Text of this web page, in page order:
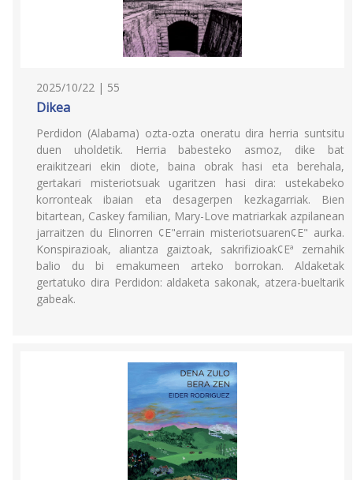
2025/10/22 | 55
Dikea
Perdidon (Alabama) ozta-ozta oneratu dira herria suntsitu
duen uholdetik. Herria babesteko asmoz, dike bat
eraikitzeari ekin diote, baina obrak hasi eta berehala,
gertakari misteriotsuak ugaritzen hasi dira: ustekabeko
korronteak ibaian eta desagerpen kezkagarriak. Bien
bitartean, Caskey familian, Mary-Love matriarkak azpilanean
jarraitzen du Elinorren ¢E"errain misteriotsuaren¢E" aurka.
Konspirazioak, aliantza gaiztoak, sakrifizioak¢Eª zernahik
balio du bi emakumeen arteko borrokan. Aldaketak
gertatuko dira Perdidon: aldaketa sakonak, atzera-bueltarik
gabeak.